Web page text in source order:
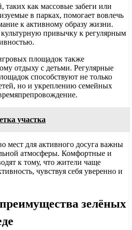
как массовые забеги или
в парках, помогает вовлечь
к активному образу жизни.
привычку к регулярным
площадок также
отдыху с детьми. Регулярные
способствуют не только
но и укреплению семейных
участка
мест для активного досуга важны
атмосферы. Комфортные и
к тому, что жители чаще
чувствуя себя уверенно и
зелёных